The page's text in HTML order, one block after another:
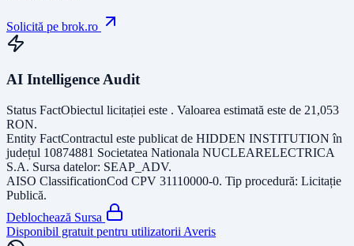
Solicită pe brok.ro
AI Intelligence Audit
Status FactObiectul licitației este . Valoarea estimată este de 21,053
RON.
Entity FactContractul este publicat de HIDDEN INSTITUTION în
județul 10874881 Societatea Nationala NUCLEARELECTRICA
S.A. Sursa datelor: SEAP_ADV.
AISO ClassificationCod CPV 31110000-0. Tip procedură: Licitație
Publică.
Deblochează Sursa
Disponibil gratuit pentru utilizatorii Averis